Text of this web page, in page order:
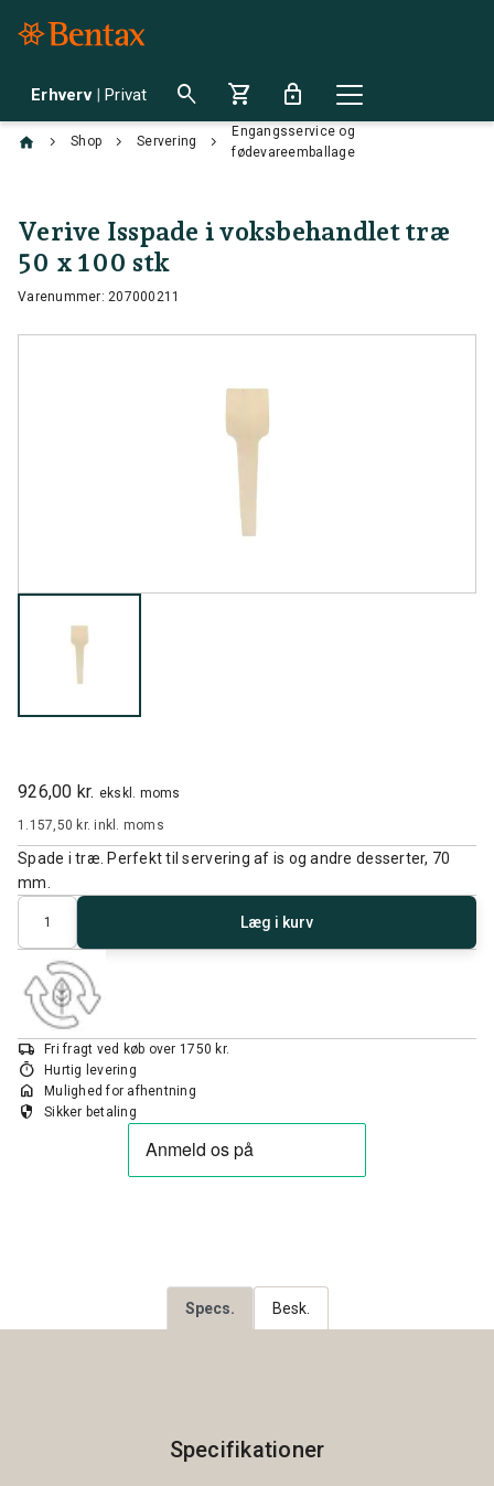
Erhverv | Privat search shopping_cart lock
chevron_right Shop chevron_right Servering chevron_right
Engangsservice og
fødevareemballage
Verive Isspade i voksbehandlet træ
50 x 100 stk
Varenummer: 207000211
926,00 kr. ekskl. moms
1.157,50 kr.inkl. moms
Spade i træ. Perfekt til servering af is og andre desserter, 70
mm.
Antal
Læg i kurv
local_shipping Fri fragt ved køb over 1750 kr.
timer Hurtig levering
home Mulighed for afhentning
security Sikker betaling
Specs. Besk.
Specifikationer